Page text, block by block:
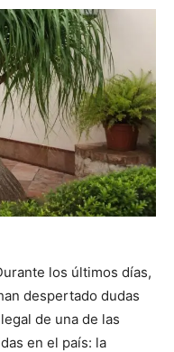
los últimos días,
despertado dudas
de una de las
en el país: la